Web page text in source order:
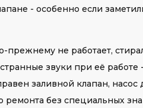
- особенно если
прежнему не работает,
звуки при её работе -
заливной клапан, насос
ремонта без специальных